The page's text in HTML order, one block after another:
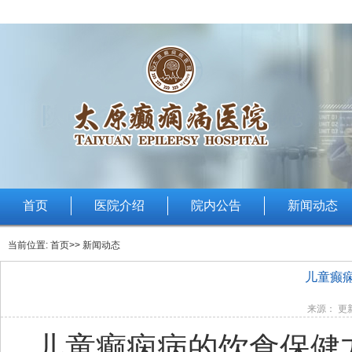
首页 医院介绍 院内公告 新闻动态
当前位置: 首页>> 新闻动态
儿童癫
来源：